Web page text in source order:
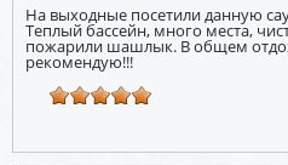
На выходные посетили данную
Теплый бассейн, много места,
пожарили шашлык. В общем
рекомендую!!!